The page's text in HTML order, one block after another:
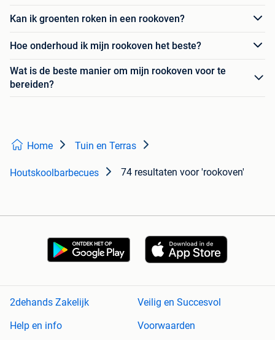
Kan ik groenten roken in een rookoven?
Hoe onderhoud ik mijn rookoven het beste?
Wat is de beste manier om mijn rookoven voor te
bereiden?
Home Tuin en Terras
Houtskoolbarbecues 74 resultaten voor 'rookoven'
2dehands Zakelijk
Veilig en Succesvol
Help en info
Voorwaarden